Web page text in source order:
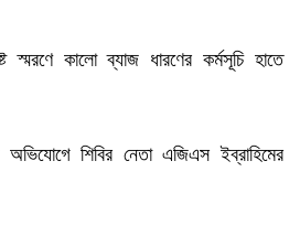
কালো ব্যাজ ধারণের কর্মসূচি হাতে
অভিযোগে শিবির নেতা এজিএস ইব্রাহিমের